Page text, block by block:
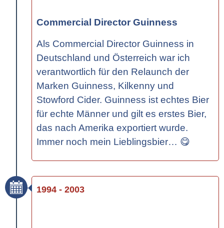
Commercial Director Guinness
Als Commercial Director Guinness in
Deutschland und Österreich war ich
verantwortlich für den Relaunch der
Marken Guinness, Kilkenny und
Stowford Cider. Guinness ist echtes Bier
für echte Männer und gilt es erstes Bier,
das nach Amerika exportiert wurde.
Immer noch mein Lieblingsbier… 😋
1994 - 2003